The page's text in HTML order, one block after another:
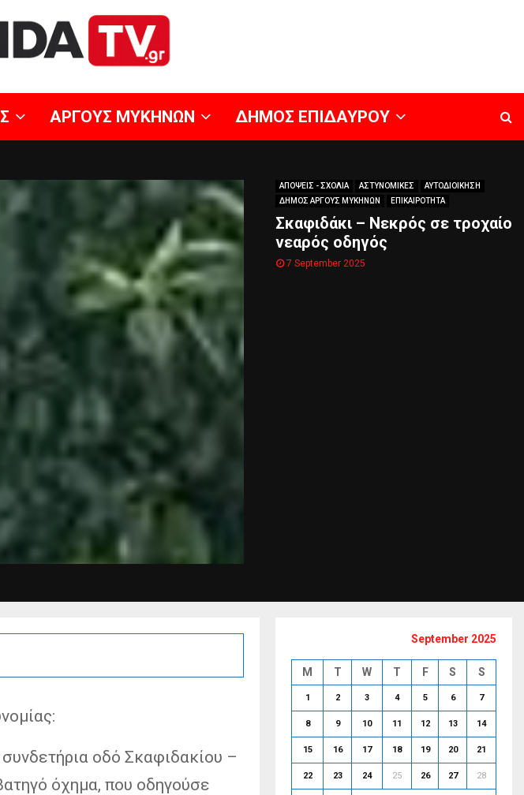
ΑΡΓΟΥΣ ΜΥΚΗΝΩΝ ΔΗΜΟΣ ΕΠΙΔΑΥΡΟΥ
ΑΠΟΨΕΙΣ - ΣΧΟΛΙΑ ΑΣΤΥΝΟΜΙΚΕΣ
ΑΥΤΟΔΙΟΙΚΗΣΗ
ΔΗΜΟΣ ΑΡΓΟΥΣ ΜΥΚΗΝΩΝ
ΕΠΙΚΑΙΡΟΤΗΤΑ
Σκαφιδάκι – Νεκρός σε τροχαίο
νεαρός οδηγός
7 September 2025
οδό Σκαφιδακίου –
όχημα, που οδηγούσε
September 2025
M T W T F S S
1 2 3 4 5 6 7
8 9 10 11 12 13 14
15 16 17 18 19 20 21
22 23 24 25 26 27 28